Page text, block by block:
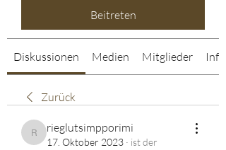
Beitreten
Diskussionen Medien Mitglieder Info
Zurück
rieglutsimpporimi
rieglutsimpporimi
17. Oktober 2023 · ist der